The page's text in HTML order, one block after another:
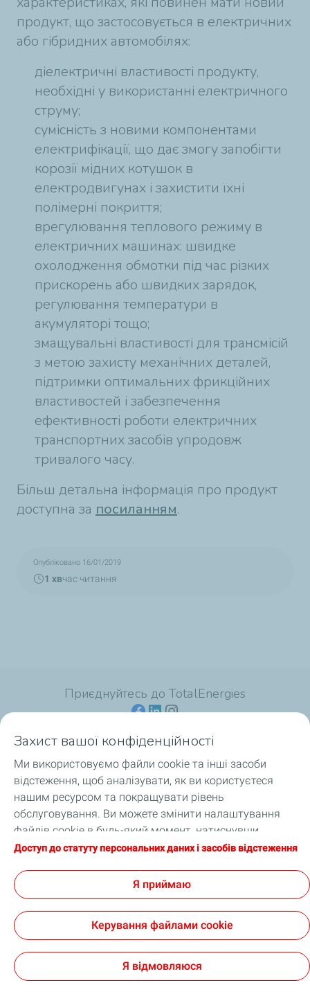
продукт, що застосовується в електричних
або гібридних автомобілях:
діелектричні властивості продукту,
необхідні у використанні електричного
струму;
сумісність з новими компонентами
електрифікації, що дає змогу запобігти
корозії мідних котушок в
електродвигунах і захистити їхні
полімерні покриття;
врегулювання теплового режиму в
електричних машинах: швидке
охолодження обмотки під час різких
прискорень або швидких зарядок,
регулювання температури в
акумуляторі тощо;
змащувальні властивості для трансмісій
з метою захисту механічних деталей,
підтримки оптимальних фрикційних
властивостей і забезпечення
ефективності роботи електричних
транспортних засобів упродовж
тривалого часу.
Більш детальна інформація про продукт
доступна за посиланням.
Опубліковано 16/01/2019
1 хвчас читання
Приєднуйтесь до TotalEnergies
Для споживачів
Для професіоналів
Продукція
Цифрова доступність: часткова відповідність
Захист вашої конфіденційності
Ми використовуємо файли cookie та інші засоби
відстеження, щоб аналізувати, як ви користуєтеся
нашим ресурсом та покращувати рівень
обслуговування. Ви можете змінити налаштування
файлів cookie в будь-який момент, натиснувши
кнопку «Налаштування моїх файлів cookie».
зберігання файлів cookie. Якщо ви натиснете «Я
відмовляюся», будуть використовуватися лише
технічні файли cookie, необхідні для належного
функціонування сайту. Додаткову інформацію можна
засобів відстеження».
Доступ до статуту персональних даних і засобів відстеження
Я приймаю
Керування файлами cookie
Я відмовляюся